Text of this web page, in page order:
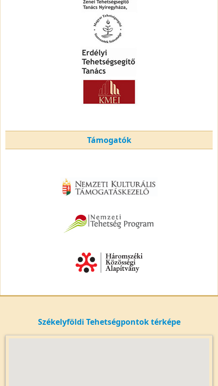
Támogatók
Székelyföldi Tehetségpontok térképe